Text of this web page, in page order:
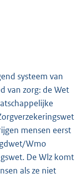
systeem van
van zorg: de Wet
mensen eerst
Wmo
De Wlz komt
als ze niet